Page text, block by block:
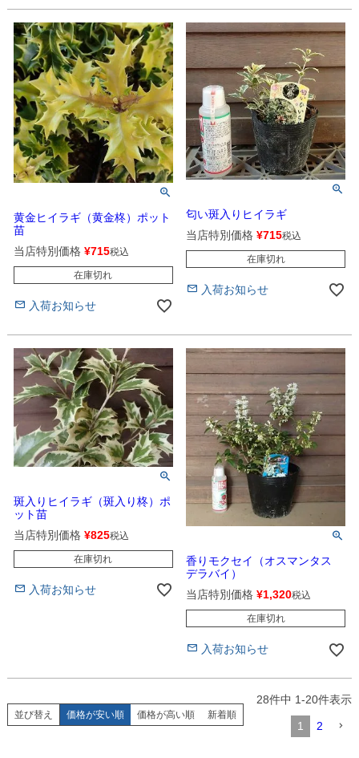
黄金ヒイラギ（黄金柊）ポット
苗
当店特別価格 ¥715税込
在庫切れ
入荷お知らせ
匂い斑入りヒイラギ
当店特別価格 ¥715税込
在庫切れ
入荷お知らせ
斑入りヒイラギ（斑入り柊）ポ
ット苗
当店特別価格 ¥825税込
在庫切れ
入荷お知らせ
香りモクセイ（オスマンタス
デラバイ）
当店特別価格 ¥1,320税込
在庫切れ
入荷お知らせ
並び替え 価格が安い順 価格が高い順 新着順
28件中 1-20件表示
1 2